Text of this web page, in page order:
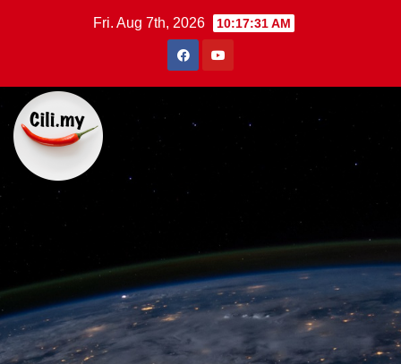
Fri. Aug 7th, 2026 10:17:33 AM